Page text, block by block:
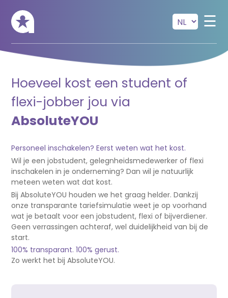
☰
Hoeveel kost een student of
flexi-jobber jou via
AbsoluteYOU
Personeel inschakelen? Eerst weten wat het kost.
Wil je een jobstudent, gelegnheidsmedewerker of flexi
inschakelen in je onderneming? Dan wil je natuurlijk
meteen weten wat dat kost.
Bij AbsoluteYOU houden we het graag helder. Dankzij
onze transparante tariefsimulatie weet je op voorhand
wat je betaalt voor een jobstudent, flexi of bijverdiener.
Geen verrassingen achteraf, wel duidelijkheid van bij de
start.
100% transparant. 100% gerust.
Zo werkt het bij AbsoluteYOU.